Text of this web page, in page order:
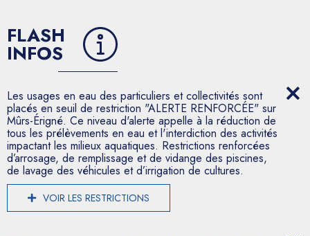
FLASH
INFOS
Les usages en eau des particuliers et collectivités sont
placés en seuil de restriction "ALERTE RENFORCÉE" sur
Mûrs-Érigné. Ce niveau d'alerte appelle à la réduction de
tous les prélèvements en eau et l'interdiction des activités
impactant les milieux aquatiques. Restrictions renforcées
d’arrosage, de remplissage et de vidange des piscines,
de lavage des véhicules et d’irrigation de cultures.
VOIR LES RESTRICTIONS